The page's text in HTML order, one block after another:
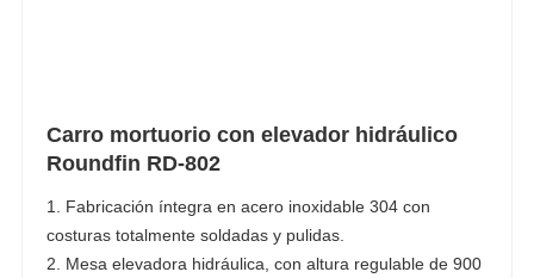
Carro mortuorio con elevador hidráulico
Roundfin RD-802
1. Fabricación íntegra en acero inoxidable 304 con
costuras totalmente soldadas y pulidas.
2. Mesa elevadora hidráulica, con altura regulable de 900